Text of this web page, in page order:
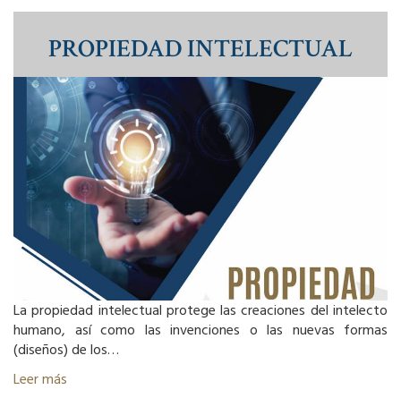
PROPIEDAD INTELECTUAL
La propiedad intelectual protege las creaciones del intelecto
humano, así como las invenciones o las nuevas formas
(diseños) de los…
Leer más